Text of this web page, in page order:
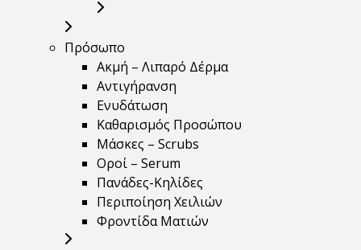
Πρόσωπο
Ακμή – Λιπαρό Δέρμα
Αντιγήρανση
Ενυδάτωση
Καθαρισμός Προσώπου
Μάσκες – Scrubs
Οροί – Serum
Πανάδες-Κηλίδες
Περιποίηση Χειλιών
Φροντίδα Ματιών